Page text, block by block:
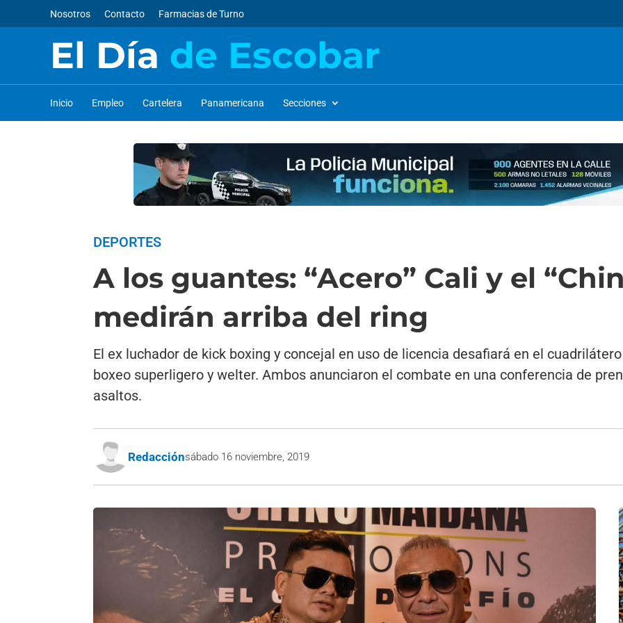
Nosotros Contacto Farmacias de Turno
El Día de Escobar
Inicio Empleo Cartelera Panamericana Secciones
DEPORTES
A los guantes: “Acero” Cali y el
medirán arriba del ring
El ex luchador de kick boxing y concejal en uso de licencia desafiará en el
boxeo superligero y welter. Ambos anunciaron el combate en una conferencia de
asaltos.
Redacciónsábado 16 noviembre, 2019